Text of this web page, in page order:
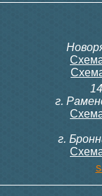
Конвектор
с решеткой
300, 230В
г.
г.